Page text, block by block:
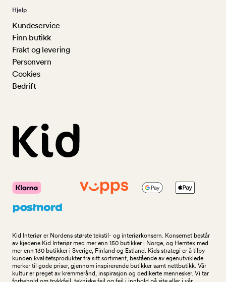
Hjelp
Kundeservice
Finn butikk
Frakt og levering
Personvern
Cookies
Bedrift
Kid Interiør er Nordens største tekstil- og interiørkonsern. Konsernet består
av kjedene Kid Interiør med mer enn 150 butikker i Norge, og Hemtex med
mer enn 130 butikker i Sverige, Finland og Estland. Kids strategi er å tilby
kunden kvalitetsprodukter fra sitt sortiment, bestående av egenutviklede
merker til gode priser, gjennom inspirerende butikker samt nettbutikk. Vår
kultur er preget av kremmerånd, inspirasjon og dedikerte mennesker. Vi tar